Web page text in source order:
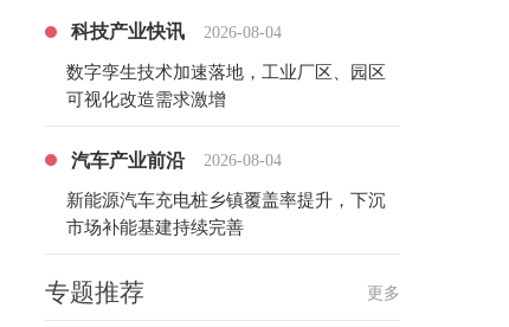
科技产业快讯 2026-08-04
数字孪生技术加速落地，工业厂区、园区
可视化改造需求激增
汽车产业前沿 2026-08-04
新能源汽车充电桩乡镇覆盖率提升，下沉
市场补能基建持续完善
专题推荐 更多